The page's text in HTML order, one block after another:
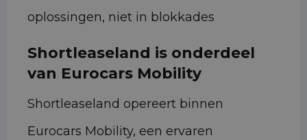
oplossingen, niet in blokkades
Shortleaseland is onderdeel
van Eurocars Mobility
Shortleaseland opereert binnen
Eurocars Mobility, een ervaren